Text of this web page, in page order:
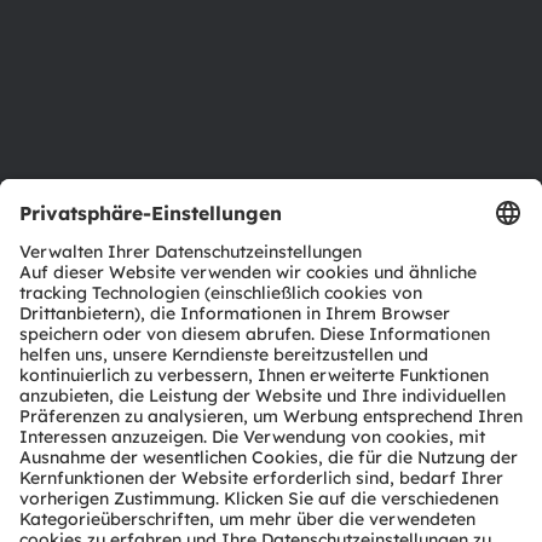
Produkt Selektor
Download Center
Tools
Kundenanfragen
Technischer Support
Partner Netzwerk
Whistleblowing